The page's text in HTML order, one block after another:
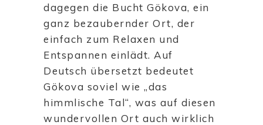
dagegen die Bucht Gökova, ein
ganz bezaubernder Ort, der
einfach zum Relaxen und
Entspannen einlädt. Auf
Deutsch übersetzt bedeutet
Gökova soviel wie „das
himmlische Tal“, was auf diesen
wundervollen Ort auch wirklich